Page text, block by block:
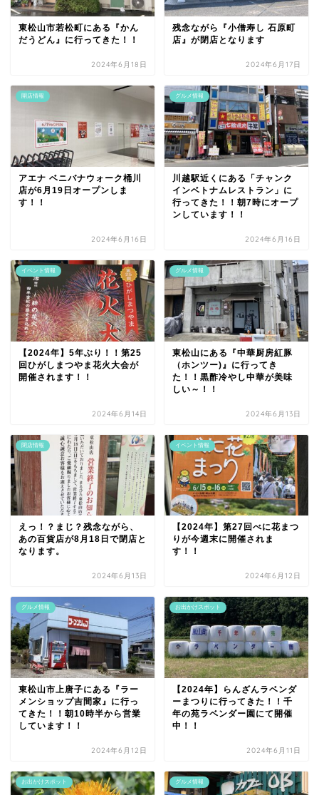
東松山市若松町にある『かん
だうどん』に行ってきた！！
2024年6月18日
残念ながら『小僧寿し 石原町
店』が閉店となります
2024年6月17日
開店情報
アエナ ベニバナウォーク桶川
店が6月19日オープンしま
す！！
2024年6月16日
グルメ情報
川越駅近くにある「チャンク
インベトナムレストラン」に
行ってきた！！朝7時にオープ
ンしています！！
2024年6月16日
イベント情報
【2024年】5年ぶり！！第25
回ひがしまつやま花火大会が
開催されます！！
2024年6月14日
グルメ情報
東松山にある『中華厨房紅豚
（ホンツー)』に行ってき
た！！黒酢冷やし中華が美味
しい～！！
2024年6月13日
閉店情報
えっ！？まじ？残念ながら、
あの百貨店が8月18日で閉店と
なります。
2024年6月13日
イベント情報
【2024年】第27回べに花まつ
りが今週末に開催されま
す！！
2024年6月12日
グルメ情報
東松山市上唐子にある『ラー
メンショップ吉間家』に行っ
てきた！！朝10時半から営業
しています！！
2024年6月12日
お出かけスポット
【2024年】らんざんラベンダ
ーまつりに行ってきた！！千
年の苑ラベンダー園にて開催
中！！
2024年6月11日
お出かけスポット グルメ情報